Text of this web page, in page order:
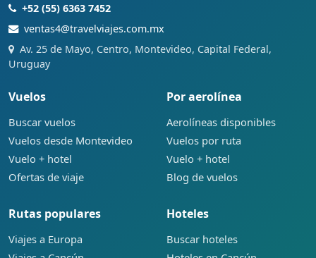
+52 (55) 6363 7452
ventas4@travelviajes.com.mx
Av. 25 de Mayo, Centro, Montevideo, Capital Federal,
Uruguay
Vuelos
Buscar vuelos
Vuelos desde Montevideo
Vuelo + hotel
Ofertas de viaje
Por aerolínea
Aerolíneas disponibles
Vuelos por ruta
Vuelo + hotel
Blog de vuelos
Rutas populares
Viajes a Europa
Hoteles
Buscar hoteles